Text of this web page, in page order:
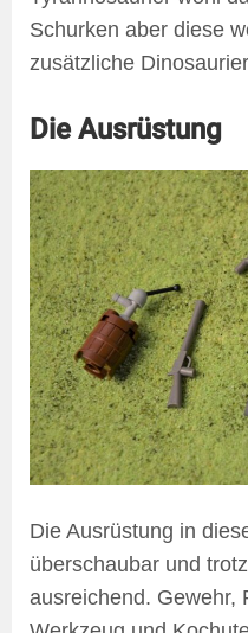
Schurken aber diese
zusätzliche
Die Ausrüstung
Die Ausrüstung in
überschaubar und
ausreichend. Gewehr,